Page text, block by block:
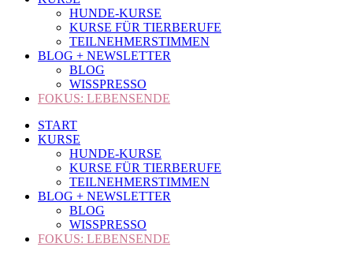
HUNDE-KURSE
KURSE FÜR TIERBERUFE
TEILNEHMERSTIMMEN
BLOG + NEWSLETTER
BLOG
WISSPRESSO
FOKUS: LEBENSENDE
START
KURSE
HUNDE-KURSE
KURSE FÜR TIERBERUFE
TEILNEHMERSTIMMEN
BLOG + NEWSLETTER
BLOG
WISSPRESSO
FOKUS: LEBENSENDE